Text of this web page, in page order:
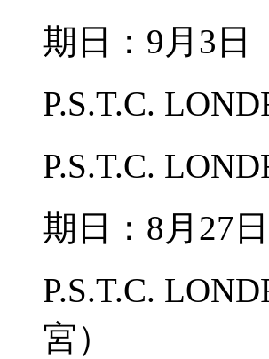
期日：9月3
P.S.T.C.
P.S.T.C.
期日：8月27
P.S.T.C.
宮）